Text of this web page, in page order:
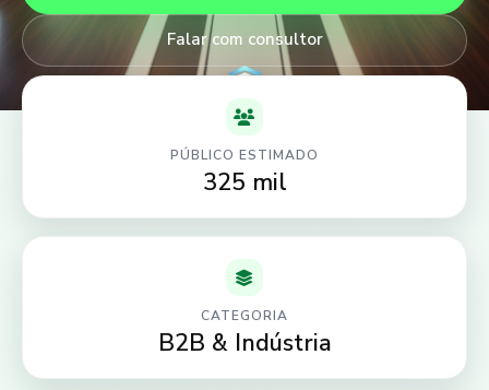
Falar com consultor
PÚBLICO ESTIMADO
325 mil
CATEGORIA
B2B & Indústria